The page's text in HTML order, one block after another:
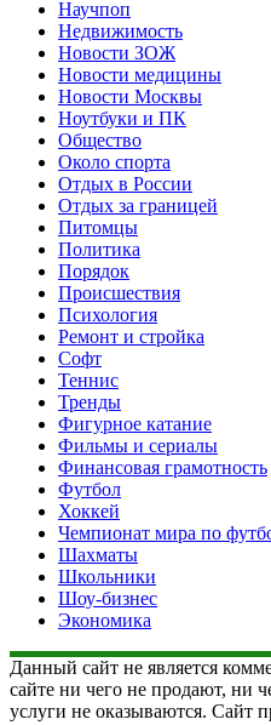
Научпоп
Недвижимость
Новости ЗОЖ
Новости медицины
Новости Москвы
Ноутбуки и ПК
Общество
Около спорта
Отдых в России
Отдых за границей
Питомцы
Политика
Порядок
Происшествия
Психология
Ремонт и стройка
Софт
Теннис
Тренды
Фигурное катание
Фильмы и сериалы
Финансовая грамотность
Футбол
Хоккей
Чемпионат мира по
Шахматы
Школьники
Шоу-бизнес
Экономика
Данный сайт не является
сайте ни чего не продают, ни
услуги не оказываются. Сайт